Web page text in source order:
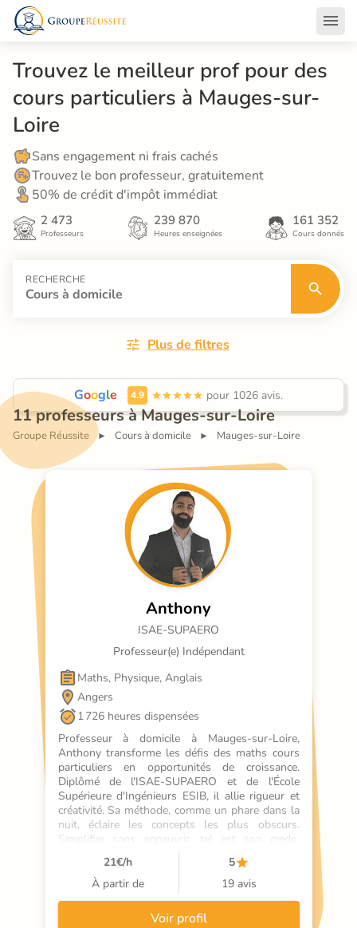
Trouvez le meilleur prof pour des
cours particuliers à Mauges-sur-
Loire
Sans engagement ni frais cachés
Trouvez le bon professeur, gratuitement
50% de crédit d'impôt immédiat
2 473
Professeurs
239 870
Heures enseignées
161 352
Cours donnés
RECHERCHE
Cours à domicile
Plus de filtres
Google 4.9 pour 1026 avis.
11 professeurs à Mauges-sur-Loire
Groupe Réussite ► Cours à domicile ► Mauges-sur-Loire
Anthony
ISAE-SUPAERO
Professeur(e) Indépendant
Maths, Physique, Anglais
Angers
1 726 heures dispensées
Professeur à domicile à Mauges-sur-Loire,
Anthony transforme les défis des maths cours
particuliers en opportunités de croissance.
Diplômé de l'ISAE-SUPAERO et de l'École
Supérieure d'Ingénieurs ESIB, il allie rigueur et
créativité. Sa méthode, comme un phare dans la
nuit, éclaire les concepts les plus obscurs.
Simplifier sans appauvrir, tel est son credo.
Chaque élève est unique, chaque parcours est
une aventure. Il s'adapte, encourage, et fixe des
objectifs clairs. Son soutien scolaire est un pont
vers l'excellence, où chaque erreur est une pierre
à l'édifice de la réussite. Disponible 7
21€/h
À partir de
5
19 avis
Voir profil